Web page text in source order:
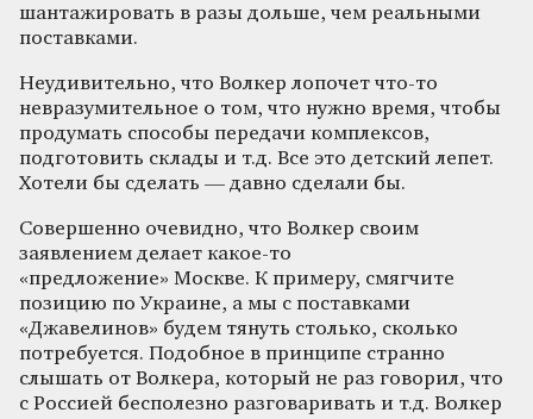
шантажировать в разы дольше, чем реальными
поставками.
Неудивительно, что Волкер лопочет что-то
невразумительное о том, что нужно время, чтобы
продумать способы передачи комплексов,
подготовить склады и т.д. Все это детский лепет.
Хотели бы сделать — давно сделали бы.
Совершенно очевидно, что Волкер своим
заявлением делает какое-то
«предложение» Москве. К примеру, смягчите
позицию по Украине, а мы с поставками
«Джавелинов» будем тянуть столько, сколько
потребуется. Подобное в принципе странно
слышать от Волкера, который не раз говорил, что
с Россией бесполезно разговаривать и т.д. Волкер